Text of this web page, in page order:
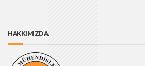
HAKKIMIZDA